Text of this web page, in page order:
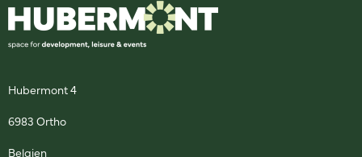
Hubermont 4
6983 Ortho
Belgien